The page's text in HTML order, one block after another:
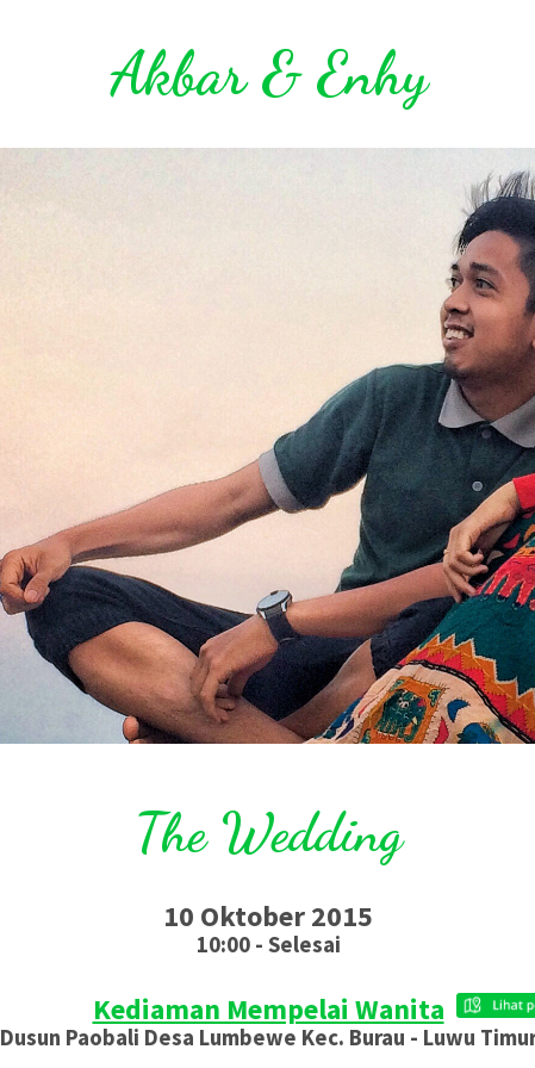
Akbar & Enhy
The Wedding
10 Oktober 2015
10:00 - Selesai
Kediaman Mempelai Wanita
Dusun Paobali Desa Lumbewe Kec. Burau - Luwu